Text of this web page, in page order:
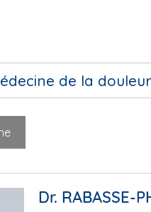
Dr. RABASSE-